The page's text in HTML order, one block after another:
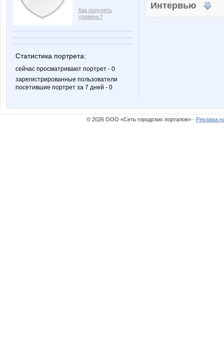
Как получить
уровень?
Статистика портрета:
сейчас просматривают портрет - 0
зарегистрированные пользователи
посетившие портрет за 7 дней - 0
Интервью
© 2026 ООО «Сеть городских порталов» · Реклама